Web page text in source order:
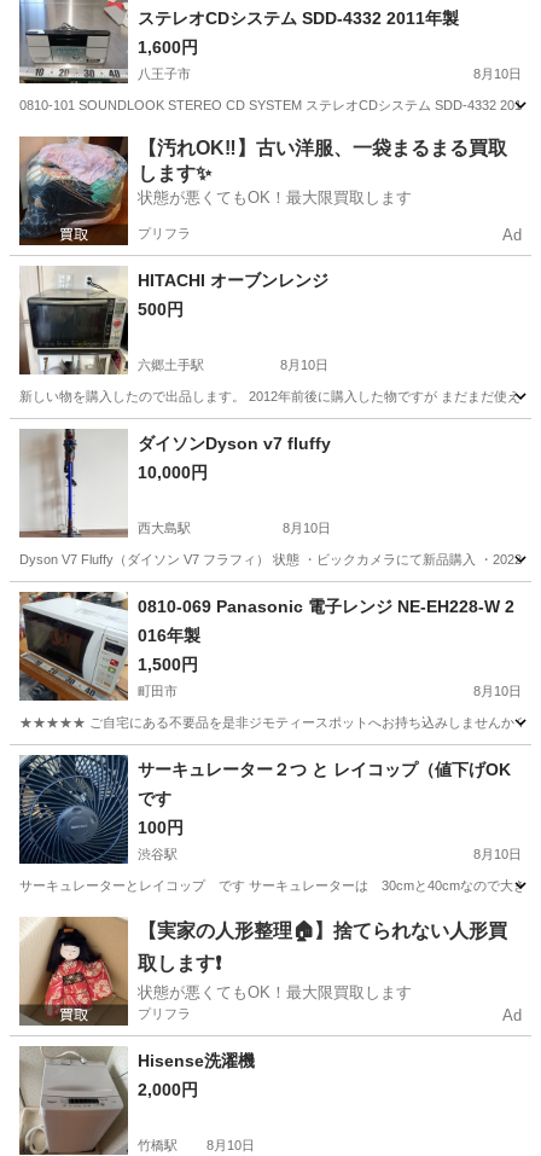
ステレオCDシステム SDD-4332 2011年製
1,600円
八王子市 8月10日
0810-101 SOUNDLOOK STEREO CD SYSTEM ステレオCDシステム SDD-4332
東京 八王子市 オーディオ ステレオ
【汚れOK‼️】古い洋服、一袋まるまる買取
します✨
状態が悪くてもOK！最大限買取します
プリフラ Ad
HITACHI オーブンレンジ
500円
六郷土手駅 8月10日
新しい物を購入したので出品します。 2012年前後に購入した物ですが まだまだ使え
東京 大田区 六郷土手駅
ダイソンDyson v7 fluffy
10,000円
西大島駅 8月10日
Dyson V7 Fluffy（ダイソン V7 フラフィ） 状態 ・ビックカメラにて新品購入 ・
東京 江東区 ダイソン
0810-069 Panasonic 電子レンジ NE-EH228-W 2
016年製
1,500円
町田市 8月10日
★★★★★ ご自宅にある不要品を是非ジモティースポットへお持ち込みしませんか？
東京 町田市 キッチン家電 現地
サーキュレーター２つ と レイコップ（値下げOK
です
100円
渋谷駅 8月10日
サーキュレーターとレイコップ です サーキュレーターは 30cmと40cmなので大き
東京 渋谷区 渋谷駅 生活家電
【実家の人形整理🏠】捨てられない人形買
取します❗️
状態が悪くてもOK！最大限買取します
プリフラ Ad
Hisense洗濯機
2,000円
竹橋駅 8月10日